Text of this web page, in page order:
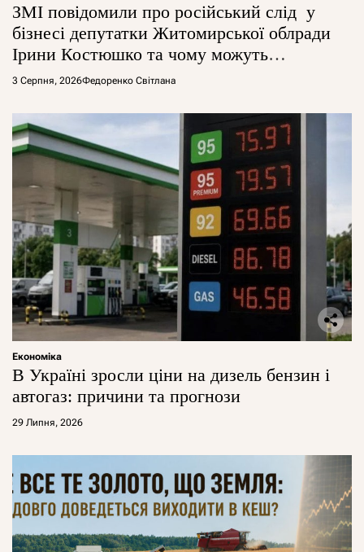
ЗМІ повідомили про російський слід у
бізнесі депутатки Житомирської облради
Ірини Костюшко та чому можуть
арештувати її активи
3 Серпня, 2026Федоренко Світлана
Економіка
В Україні зросли ціни на дизель бензин і
автогаз: причини та прогнози
29 Липня, 2026